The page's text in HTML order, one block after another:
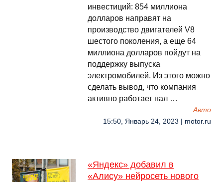
инвестиций: 854 миллиона
долларов направят на
производство двигателей V8
шестого поколения, а еще 64
миллиона долларов пойдут на
поддержку выпуска
электромобилей. Из этого можно
сделать вывод, что компания
активно работает нал …
Авто
15:50, Январь 24, 2023 | motor.ru
«Яндекс» добавил в
«Алису» нейросеть нового